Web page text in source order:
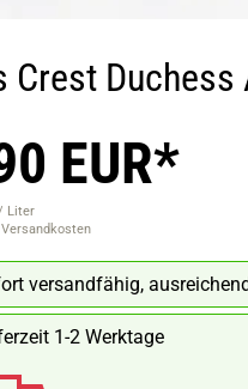
Crest Duchess
EUR*
Liter
versandfähig,
1-2 Werktage